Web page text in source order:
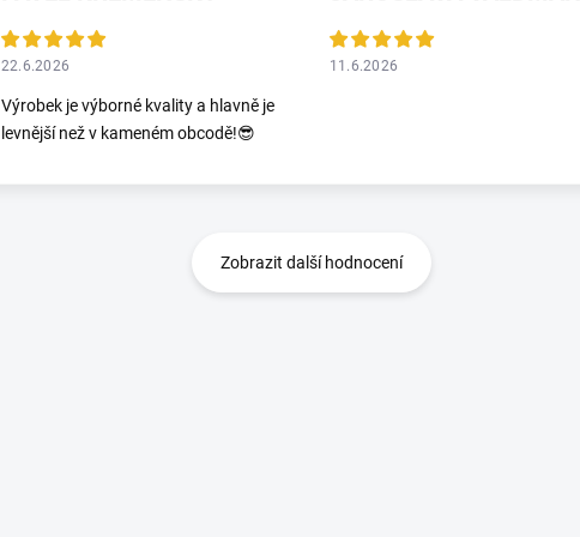
22.6.2026
Výrobek je výborné kvality a hlavně je
levnější než v kameném obcodě!😎
11.6.2026
Zobrazit další hodnocení